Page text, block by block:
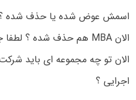
اسمش عوض شده یا حذف شده
الان MBA هم حذف شده ؟ لطفا جواب بدین ….
الان تو چه مجموعه ای باید
اجرایی ؟